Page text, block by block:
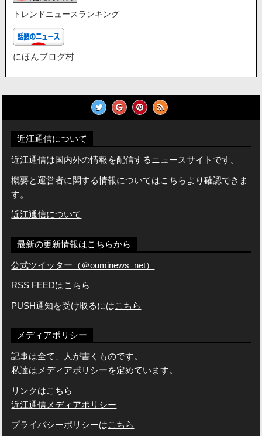
トレンドニュースランキング
にほんブログ村
近江通信について
近江通信は国内外の情報を配信するニュースサイトです。
概要と運営者に関する情報についてはこちらより確認できま
す。
近江通信について
最新の更新情報はこちらから
公式ツイッター（＠ouminews_net）
RSS FEEDはこちら
PUSH通知を受け取るにはこちら
メディアポリシー
記事は全て、人が書くものです。
私達はメディアポリシーを定めています。
リンクはこちら
近江通信メディアポリシー
プライバシーポリシーはこちら